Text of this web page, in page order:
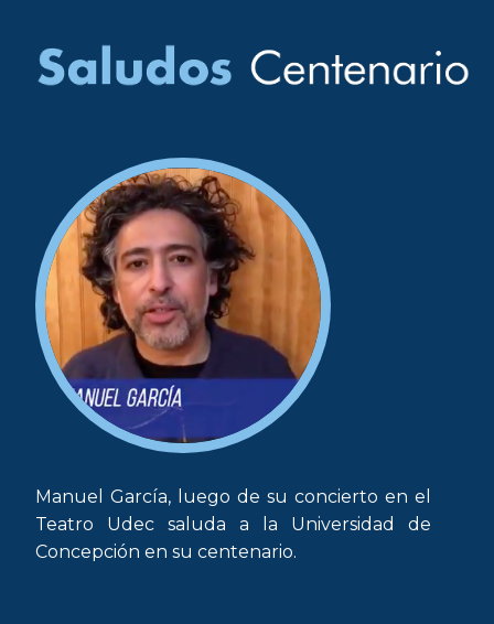
Manuel García, luego de su concierto en el
Teatro Udec saluda a la Universidad de
Concepción en su centenario.